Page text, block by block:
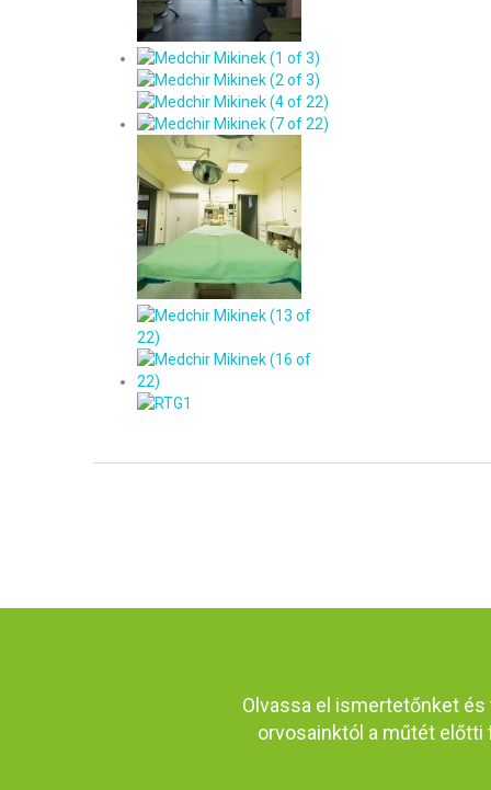
Olvassa el ismertetőnket
orvosainktól a műtét